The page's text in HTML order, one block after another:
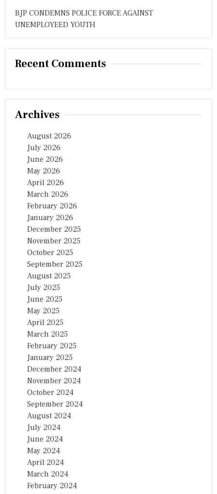
BJP CONDEMNS POLICE FORCE AGAINST
UNEMPLOYEED YOUTH
Recent Comments
Archives
August 2026
July 2026
June 2026
May 2026
April 2026
March 2026
February 2026
January 2026
December 2025
November 2025
October 2025
September 2025
August 2025
July 2025
June 2025
May 2025
April 2025
March 2025
February 2025
January 2025
December 2024
November 2024
October 2024
September 2024
August 2024
July 2024
June 2024
May 2024
April 2024
March 2024
February 2024